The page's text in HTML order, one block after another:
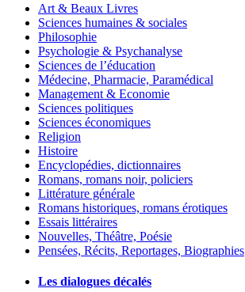
Art & Beaux Livres
Sciences humaines & sociales
Philosophie
Psychologie & Psychanalyse
Sciences de l’éducation
Médecine, Pharmacie, Paramédical
Management & Economie
Sciences politiques
Sciences économiques
Religion
Histoire
Encyclopédies, dictionnaires
Romans, romans noir, policiers
Littérature générale
Romans historiques, romans érotiques
Essais littéraires
Nouvelles, Théâtre, Poésie
Pensées, Récits, Reportages, Biographies
Les dialogues décalés